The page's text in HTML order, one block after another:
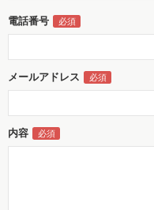
電話番号
メールアドレス
内容